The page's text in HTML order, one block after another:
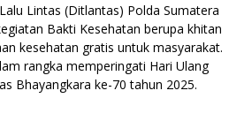
Lintas (Ditlantas) Polda Sumatera
Bakti Kesehatan berupa khitan
kesehatan gratis untuk masyarakat.
rangka memperingati Hari Ulang
Bhayangkara ke-70 tahun 2025.